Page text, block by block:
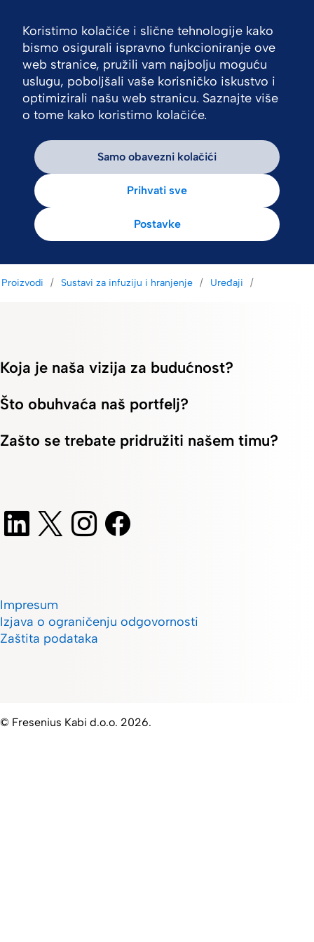
Proizvodi Sustavi za infuziju i hranjenje Uređaji
Koja je naša vizija za budućnost?
Što obuhvaća naš portfelj?
Zašto se trebate pridružiti našem timu?
Impresum
Izjava o ograničenju odgovornosti
Zaštita podataka
© Fresenius Kabi d.o.o. 2026.
Koristimo kolačiće i slične tehnologije kako
bismo osigurali ispravno funkcioniranje ove
web stranice, pružili vam najbolju moguću
uslugu, poboljšali vaše korisničko iskustvo i
optimizirali našu web stranicu. Saznajte više
o tome kako koristimo kolačiće.
Samo obavezni kolačići
Prihvati sve
Postavke